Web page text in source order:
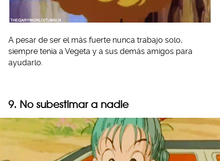
A pesar de ser el más fuerte nunca trabajo solo,
siempre tenía a Vegeta y a sus demás amigos para
ayudarlo.
9. No subestimar a nadie